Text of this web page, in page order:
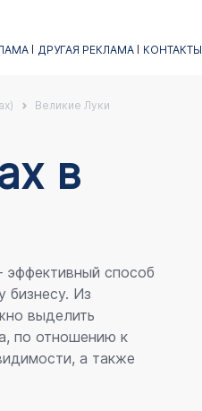
ДРУГАЯ РЕКЛАМА КОНТАКТЫ
Великие Луки
в
эффективный способ
бизнесу. Из
выделить
по отношению к
а также